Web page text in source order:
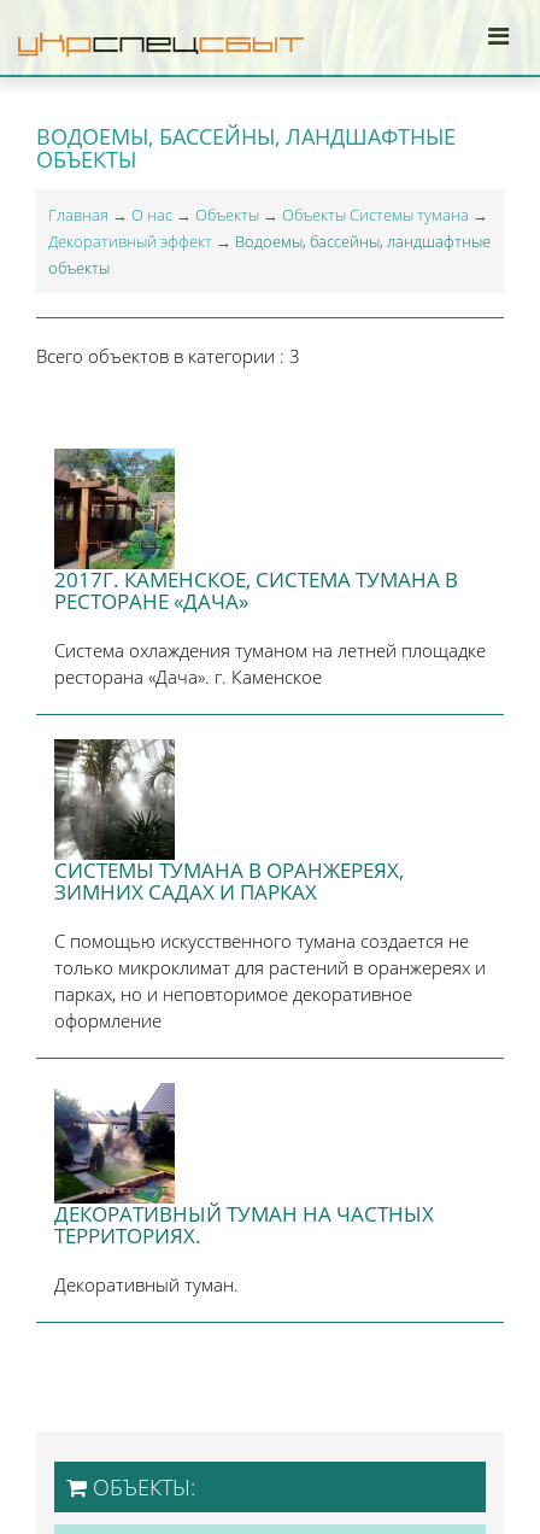
ВОДОЕМЫ, БАССЕЙНЫ, ЛАНДШАФТНЫЕ
ОБЪЕКТЫ
Главная → О нас → Объекты → Объекты Системы тумана →
Декоративный эффект → Водоемы, бассейны, ландшафтные
объекты
Всего объектов в категории : 3
2017Г. КАМЕНСКОЕ, СИСТЕМА ТУМАНА В
РЕСТОРАНЕ «ДАЧА»
Система охлаждения туманом на летней площадке
ресторана «Дача». г. Каменское
СИСТЕМЫ ТУМАНА В ОРАНЖЕРЕЯХ,
ЗИМНИХ САДАХ И ПАРКАХ
С помощью искусственного тумана создается не
только микроклимат для растений в оранжереях и
парках, но и неповторимое декоративное
оформление
ДЕКОРАТИВНЫЙ ТУМАН НА ЧАСТНЫХ
ТЕРРИТОРИЯХ.
Декоративный туман.
ОБЪЕКТЫ: